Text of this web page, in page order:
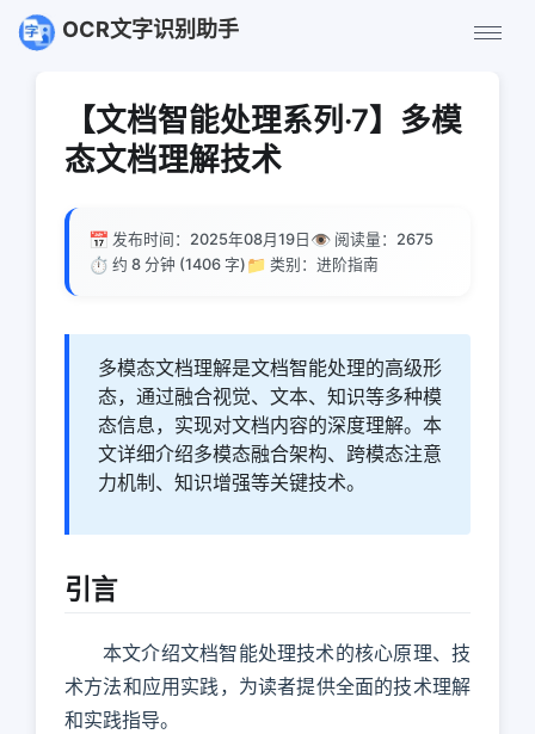
OCR文字识别助手
【文档智能处理系列·7】多模
态文档理解技术
📅 发布时间：2025年08月19日 👁️ 阅读量： 2675
⏱️ 约 8 分钟 (1406 字) 📁 类别：进阶指南
多模态文档理解是文档智能处理的高级形
态，通过融合视觉、文本、知识等多种模
态信息，实现对文档内容的深度理解。本
文详细介绍多模态融合架构、跨模态注意
力机制、知识增强等关键技术。
引言
本文介绍文档智能处理技术的核心原理、技
术方法和应用实践，为读者提供全面的技术理解
和实践指导。